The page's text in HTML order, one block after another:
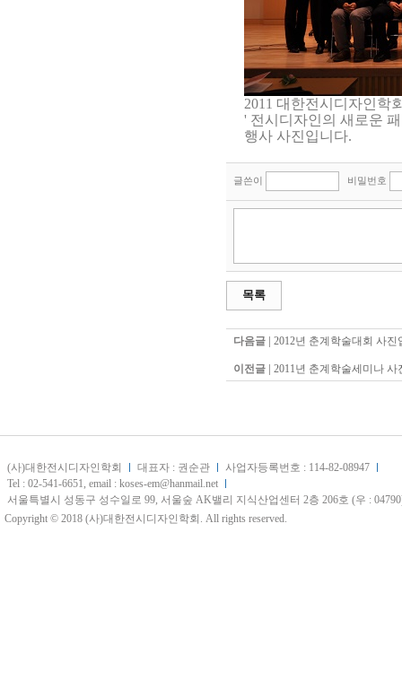
2011 대한전시디자인학
' 전시디자인의 새로운
행사 사진입니다.
글쓴이 비밀번호
목록
다음글 | 2012년 춘계학술대회 사진
이전글 | 2011년 춘계학술세미나 사
(사)대한전시디자인학회 대표자 : 권순관
사업자등록번호 : 114-82-08947
Tel : 02-541-6651, email : koses-em@hanmail.net
서울특별시 성동구 성수일로 99, 서울숲 AK밸리 지식산업센터 2층 206호 (우 :
Copyright © 2018 (사)대한전시디자인학회. All rights reserved.